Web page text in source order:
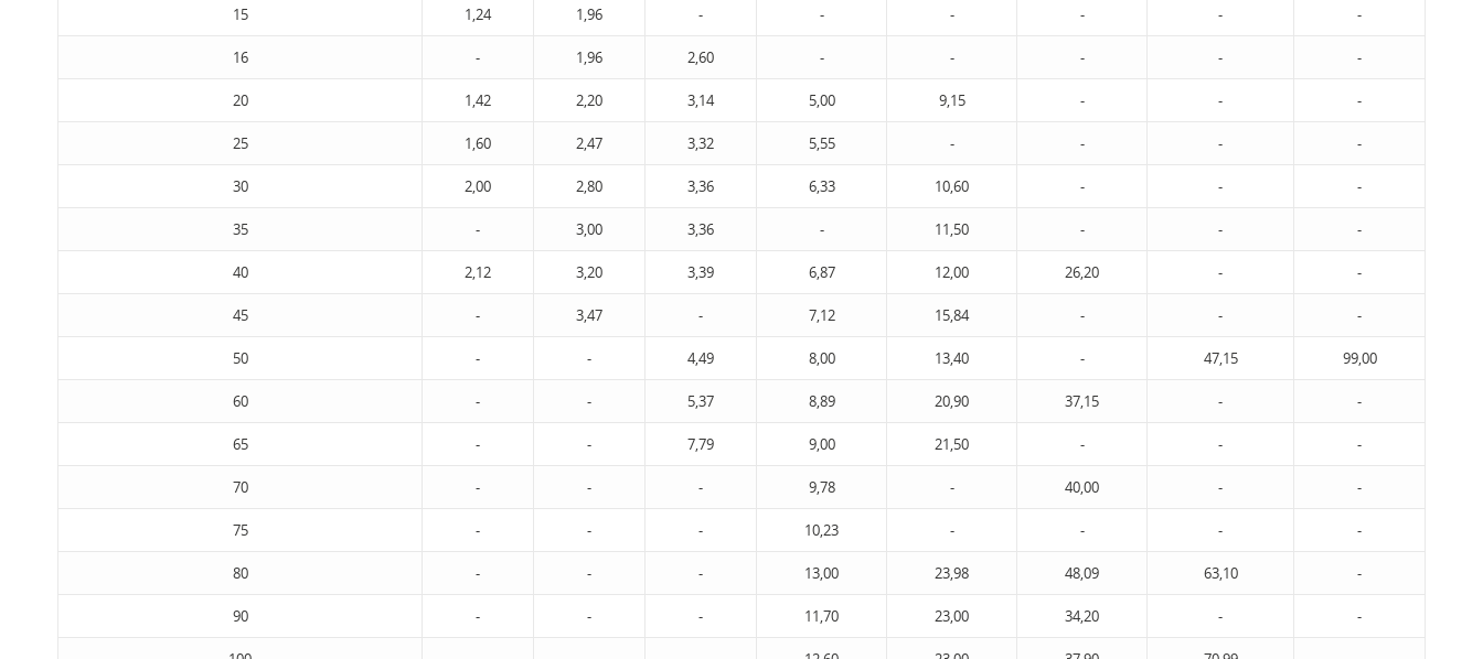
15 1,24 1,96 - - - - - -
16 - 1,96 2,60 - - - - -
20 1,42 2,20 3,14 5,00 9,15 - - -
25 1,60 2,47 3,32 5,55 - - - -
30 2,00 2,80 3,36 6,33 10,60 - - -
35 - 3,00 3,36 - 11,50 - - -
40 2,12 3,20 3,39 6,87 12,00 26,20 - -
45 - 3,47 - 7,12 15,84 - - -
50 - - 4,49 8,00 13,40 - 47,15 99,00
60 - - 5,37 8,89 20,90 37,15 - -
65 - - 7,79 9,00 21,50 - - -
70 - - - 9,78 - 40,00 - -
75 - - - 10,23 - - - -
80 - - - 13,00 23,98 48,09 63,10 -
90 - - - 11,70 23,00 34,20 - -